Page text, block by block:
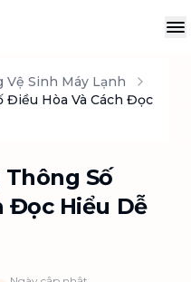
Vệ Sinh Máy Lạnh
Điều Hòa Và Cách Đọc
Số
Đọc Hiểu Dễ